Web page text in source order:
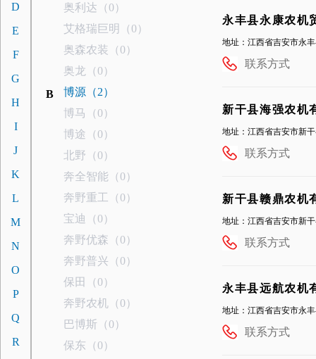
D
E
F
G
H
I
J
K
L
M
N
O
P
Q
R
奥利达（0）
艾格瑞巨明（0）
奥森农装（0）
奥龙（0）
B
博源（2）
博马（0）
博途（0）
北野（0）
奔全智能（0）
奔野重工（0）
宝迪（0）
奔野优森（0）
奔野普兴（0）
保田（0）
奔野农机（0）
巴博斯（0）
保东（0）
永丰县永康农机
地址：江西省吉安市永
联系方式
新干县海强农机
地址：江西省吉安市新
联系方式
新干县赣鼎农机
地址：江西省吉安市新
联系方式
永丰县远航农机
地址：江西省吉安市永
联系方式